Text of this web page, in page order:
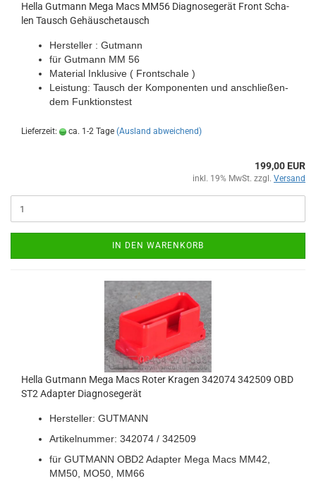
Hella Gut­mann Mega Macs MM56 Dia­gno­se­ge­rät Front Scha­
len Tausch Ge­häu­s­che­tausch
Her­stel­ler : Gut­mann
für Gut­mann MM 56
Ma­te­ri­al In­klu­si­ve ( Front­scha­le )
Leis­tung: Tausch der Kom­po­nen­ten und an­schlie­ßen­
dem Funk­ti­ons­test
Lieferzeit: ca. 1-2 Tage (Ausland abweichend)
199,00 EUR
inkl. 19% MwSt. zzgl. Versand
IN DEN WARENKORB
Hella Gut­mann Mega Macs Roter Kra­gen 342074 342509 OBD
ST2 Ad­ap­ter Dia­gno­se­ge­rät
Her­stel­ler: GUT­MANN
Ar­ti­kel­num­mer: 342074 / 342509
für GUT­MANN OBD2 Ad­ap­ter Mega Macs MM42,
MM50, MO50, MM66